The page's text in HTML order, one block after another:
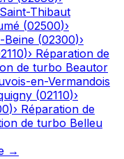
Thibaut
(02500)›
Beine (02300)›
)› Réparation de
de turbo Beautor
en-Vermandois
(02110)›
)› Réparation de
de turbo Belleu
→